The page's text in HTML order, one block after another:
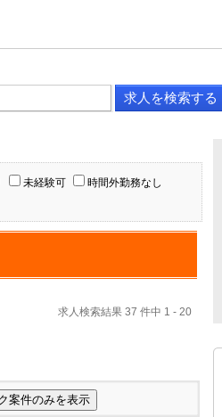
未経験可 時間外勤務なし
求人検索結果 37 件中 1 - 20